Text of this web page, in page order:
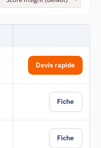
Devis rapide
Fiche
Fiche